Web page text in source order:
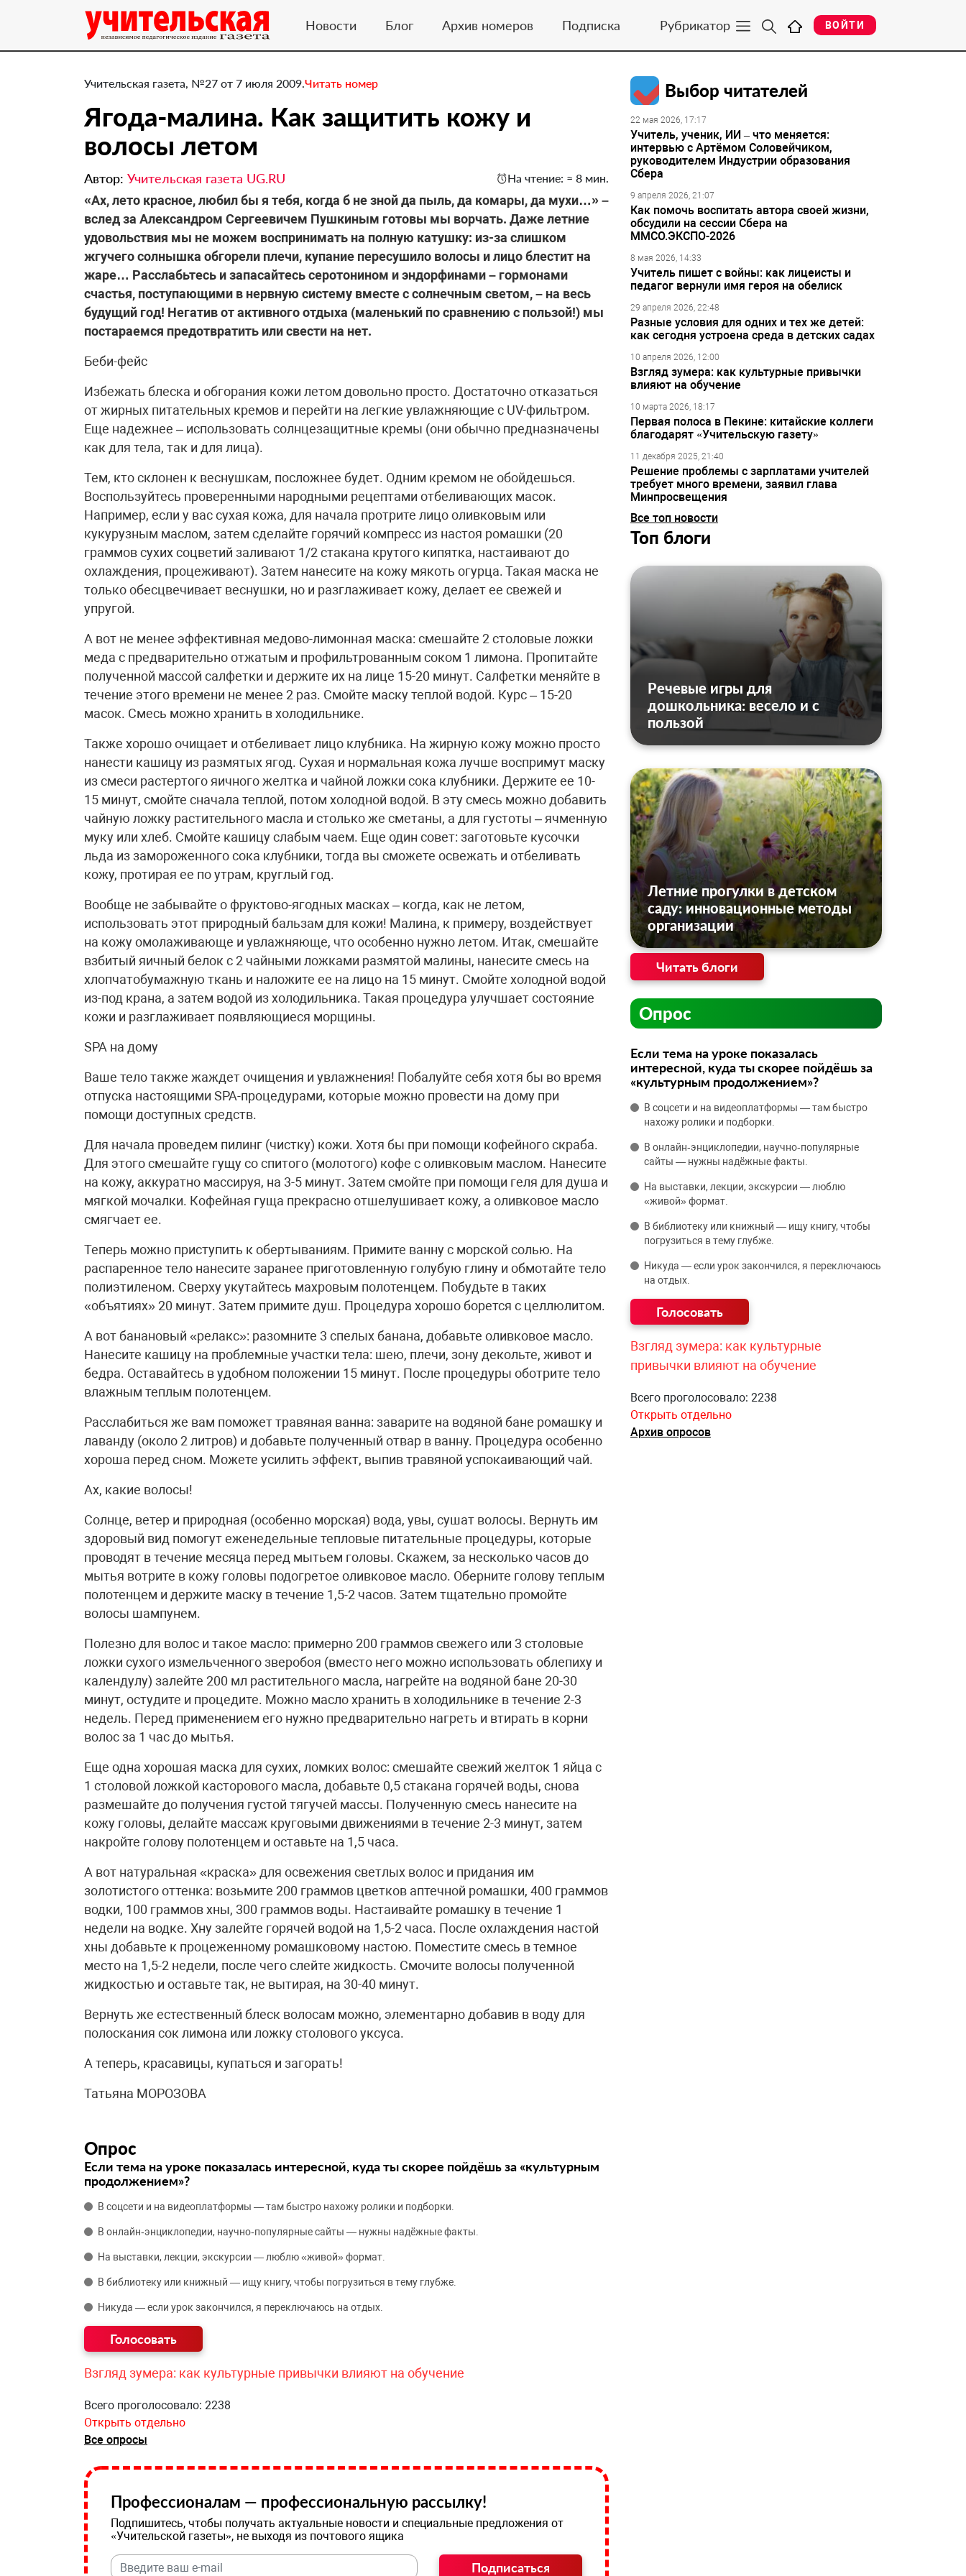
Новости Блог Архив номеров Подписка Рубрикатор ВОЙТИ
Учительская газета, №27 от 7 июля 2009.Читать номер
Ягода-малина. Как защитить кожу и
волосы летом
Автор: Учительская газета UG.RU На чтение: ≈ 8 мин.
«Ах, лето красное, любил бы я тебя, когда б не зной да пыль, да комары, да мухи…» –
вслед за Александром Сергеевичем Пушкиным готовы мы ворчать. Даже летние
удовольствия мы не можем воспринимать на полную катушку: из-за слишком
жгучего солнышка обгорели плечи, купание пересушило волосы и лицо блестит на
жаре… Расслабьтесь и запасайтесь серотонином и эндорфинами – гормонами
счастья, поступающими в нервную систему вместе с солнечным светом, – на весь
будущий год! Негатив от активного отдыха (маленький по сравнению с пользой!) мы
постараемся предотвратить или свести на нет.
Беби-фейс
Избежать блеска и обгорания кожи летом довольно просто. Достаточно отказаться
от жирных питательных кремов и перейти на легкие увлажняющие с UV-фильтром.
Еще надежнее – использовать солнцезащитные кремы (они обычно предназначены
как для тела, так и для лица).
Тем, кто склонен к веснушкам, посложнее будет. Одним кремом не обойдешься.
Воспользуйтесь проверенными народными рецептами отбеливающих масок.
Например, если у вас сухая кожа, для начала протрите лицо оливковым или
кукурузным маслом, затем сделайте горячий компресс из настоя ромашки (20
граммов сухих соцветий заливают 1/2 стакана крутого кипятка, настаивают до
охлаждения, процеживают). Затем нанесите на кожу мякоть огурца. Такая маска не
только обесцвечивает веснушки, но и разглаживает кожу, делает ее свежей и
упругой.
А вот не менее эффективная мeдoвo-лимонная маска: смешайте 2 столовые ложки
меда с предварительно отжатым и профильтрованным соком 1 лимона. Пропитайте
полученной массой салфетки и держите их на лице 15-20 минут. Салфетки меняйте в
течение этого времени не менее 2 раз. Смойте маску теплой водой. Курс – 15-20
масок. Смесь можно хранить в холодильнике.
Также хорошо очищает и отбеливает лицо клубника. На жирную кожу можно просто
нанести кашицу из размятых ягод. Сухая и нормальная кожа лучше воспримут маску
из смеси растертого яичного желтка и чайной ложки сока клубники. Держите ее 10-
15 минут, смойте сначала теплой, потом холодной водой. В эту смесь можно добавить
чайную ложку растительного масла и столько же сметаны, а для густоты – ячменную
муку или хлеб. Смойте кашицу слабым чаем. Еще один совет: заготовьте кусочки
льда из замороженного сока клубники, тогда вы сможете освежать и отбеливать
кожу, протирая ее по утрам, круглый год.
Вообще не забывайте о фруктово-ягодных масках – когда, как не летом,
использовать этот природный бальзам для кожи! Малина, к примеру, воздействует
на кожу омолаживающе и увлажняюще, что особенно нужно летом. Итак, смешайте
взбитый яичный белок с 2 чайными ложками размятой малины, нанесите смесь на
хлопчатобумажную ткань и наложите ее на лицо на 15 минут. Смойте холодной водой
из-под крана, а затем водой из холодильника. Такая процедура улучшает состояние
кожи и разглаживает появляющиеся морщины.
SPA на дому
Ваше тело также жаждет очищения и увлажнения! Побалуйте себя хотя бы во время
отпуска настоящими SPA-процедурами, которые можно провести на дому при
помощи доступных средств.
Для начала проведем пилинг (чистку) кожи. Хотя бы при помощи кофейного скраба.
Для этого смешайте гущу со спитого (молотого) кофе с оливковым маслом. Нанесите
на кожу, аккуратно массируя, на 3-5 минут. Затем смойте при помощи геля для душа и
мягкой мочалки. Кофейная гуща прекрасно отшелушивает кожу, а оливковое масло
смягчает ее.
Теперь можно приступить к обертываниям. Примите ванну с морской солью. На
распаренное тело нанесите заранее приготовленную голубую глину и обмотайте тело
полиэтиленом. Сверху укутайтесь махровым полотенцем. Побудьте в таких
«объятиях» 20 минут. Затем примите душ. Процедура хорошо борется с целлюлитом.
А вот банановый «релакс»: разомните 3 спелых банана, добавьте оливковое масло.
Нанесите кашицу на проблемные участки тела: шею, плечи, зону декольте, живот и
бедра. Оставайтесь в удобном положении 15 минут. После процедуры оботрите тело
влажным теплым полотенцем.
Расслабиться же вам поможет травяная ванна: заварите на водяной бане ромашку и
лаванду (около 2 литров) и добавьте полученный отвар в ванну. Процедура особенно
хороша перед сном. Можете усилить эффект, выпив травяной успокаивающий чай.
Ах, какие волосы!
Солнце, ветер и природная (особенно морская) вода, увы, сушат волосы. Вернуть им
здоровый вид помогут еженедельные тепловые питательные процедуры, которые
проводят в течение месяца перед мытьем головы. Скажем, за несколько часов до
мытья вотрите в кожу головы подогретое оливковое масло. Оберните голову теплым
полотенцем и держите маску в течение 1,5-2 часов. Затем тщательно промойте
волосы шампунем.
Полезно для волос и такое масло: примерно 200 граммов свежего или 3 столовые
ложки сухого измельченного зверобоя (вместо него можно использовать облепиху и
календулу) залейте 200 мл растительного масла, нагрейте на водяной бане 20-30
минут, остудите и процедите. Можно масло хранить в холодильнике в течение 2-3
недель. Перед применением его нужно предварительно нагреть и втирать в корни
волос за 1 час до мытья.
Еще одна хорошая маска для сухих, ломких волос: смешайте свежий желток 1 яйца с
1 столовой ложкой касторового масла, добавьте 0,5 стакана горячей воды, снова
размешайте до получения густой тягучей массы. Полученную смесь нанесите на
кожу головы, делайте массаж круговыми движениями в течение 2-3 минут, затем
накройте голову полотенцем и оставьте на 1,5 часа.
А вот натуральная «краска» для освежения светлых волос и придания им
золотистого оттенка: возьмите 200 граммов цветков аптечной ромашки, 400 граммов
водки, 100 граммов хны, 300 граммов воды. Настаивайте ромашку в течение 1
недели на водке. Хну залейте горячей водой на 1,5-2 часа. После охлаждения настой
хны добавьте к процеженному ромашковому настою. Поместите смесь в темное
место на 1,5-2 недели, после чего слейте жидкость. Смочите волосы полученной
жидкостью и оставьте так, не вытирая, на 30-40 минут.
Вернуть же естественный блеск волосам можно, элементарно добавив в воду для
полоскания сок лимона или ложку столового уксуса.
А теперь, красавицы, купаться и загорать!
Татьяна МОРОЗОВА
Опрос
Если тема на уроке показалась интересной, куда ты скорее пойдёшь за «культурным
продолжением»?
В соцсети и на видеоплатформы — там быстро нахожу ролики и подборки.
В онлайн‑энциклопедии, научно‑популярные сайты — нужны надёжные факты.
На выставки, лекции, экскурсии — люблю «живой» формат.
В библиотеку или книжный — ищу книгу, чтобы погрузиться в тему глубже.
Никуда — если урок закончился, я переключаюсь на отдых.
Взгляд зумера: как культурные привычки влияют на обучение
Всего проголосовало: 2238
Открыть отдельно
Все опросы
Профессионалам — профессиональную рассылку!
Подпишитесь, чтобы получать актуальные новости и специальные предложения от
«Учительской газеты», не выходя из почтового ящика
Подписаться
Выбор читателей
22 мая 2026, 17:17
Учитель, ученик, ИИ – что меняется:
интервью с Артёмом Соловейчиком,
руководителем Индустрии образования
Сбера
9 апреля 2026, 21:07
Как помочь воспитать автора своей жизни,
обсудили на сессии Сбера на
ММСО.ЭКСПО-2026
8 мая 2026, 14:33
Учитель пишет с войны: как лицеисты и
педагог вернули имя героя на обелиск
29 апреля 2026, 22:48
Разные условия для одних и тех же детей:
как сегодня устроена среда в детских садах
10 апреля 2026, 12:00
Взгляд зумера: как культурные привычки
влияют на обучение
10 марта 2026, 18:17
Первая полоса в Пекине: китайские коллеги
благодарят «Учительскую газету»
11 декабря 2025, 21:40
Решение проблемы с зарплатами учителей
требует много времени, заявил глава
Минпросвещения
Все топ новости
Топ блоги
Речевые игры для
дошкольника: весело и с
пользой
Летние прогулки в детском
саду: инновационные методы
организации
Читать блоги
Опрос
Если тема на уроке показалась
интересной, куда ты скорее пойдёшь за
«культурным продолжением»?
В соцсети и на видеоплатформы — там быстро
нахожу ролики и подборки.
В онлайн‑энциклопедии, научно‑популярные
сайты — нужны надёжные факты.
На выставки, лекции, экскурсии — люблю
«живой» формат.
В библиотеку или книжный — ищу книгу, чтобы
погрузиться в тему глубже.
Никуда — если урок закончился, я переключаюсь
на отдых.
Взгляд зумера: как культурные
привычки влияют на обучение
Всего проголосовало: 2238
Открыть отдельно
Архив опросов